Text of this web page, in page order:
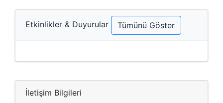
Etkinlikler & Duyurular Tümünü Göster
İletişim Bilgileri